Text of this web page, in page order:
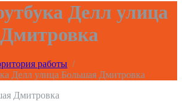
Делл улица
работы /
Делл улица Большая Дмитровка